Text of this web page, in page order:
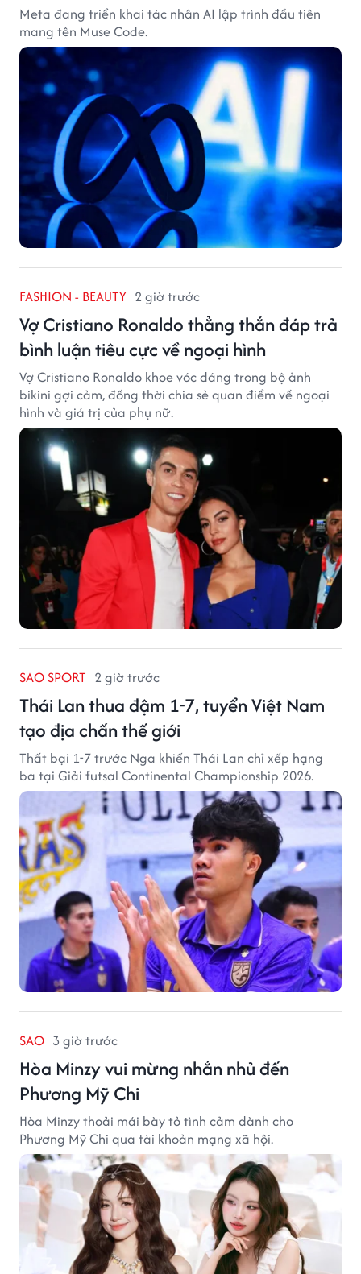
Meta đang triển khai tác nhân AI lập trình đầu tiên
mang tên Muse Code.
FASHION - BEAUTY 2 giờ trước
Vợ Cristiano Ronaldo thẳng thắn đáp trả
bình luận tiêu cực về ngoại hình
Vợ Cristiano Ronaldo khoe vóc dáng trong bộ ảnh
bikini gợi cảm, đồng thời chia sẻ quan điểm về ngoại
hình và giá trị của phụ nữ.
SAO SPORT 2 giờ trước
Thái Lan thua đậm 1-7, tuyển Việt Nam
tạo địa chấn thế giới
Thất bại 1-7 trước Nga khiến Thái Lan chỉ xếp hạng
ba tại Giải futsal Continental Championship 2026.
SAO 3 giờ trước
Hòa Minzy vui mừng nhắn nhủ đến
Phương Mỹ Chi
Hòa Minzy thoải mái bày tỏ tình cảm dành cho
Phương Mỹ Chi qua tài khoản mạng xã hội.